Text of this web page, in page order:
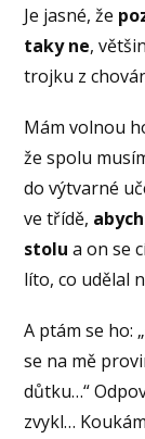
Je jasné, že
taky ne,
trojku z
Mám volnou
že spolu
do výtvarné
ve třídě,
stolu a on se
líto, co udělal
A ptám se ho:
se na mě
důtku…“
zvykl…